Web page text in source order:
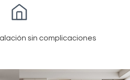
sin complicaciones